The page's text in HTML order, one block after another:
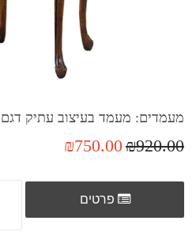
מעמדים: מעמד בעיצוב עתיק
₪920.00
₪750.00
פרטים